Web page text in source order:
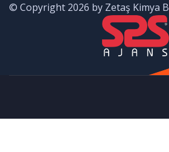
© Copyright 2026 by Zetaş Kimya